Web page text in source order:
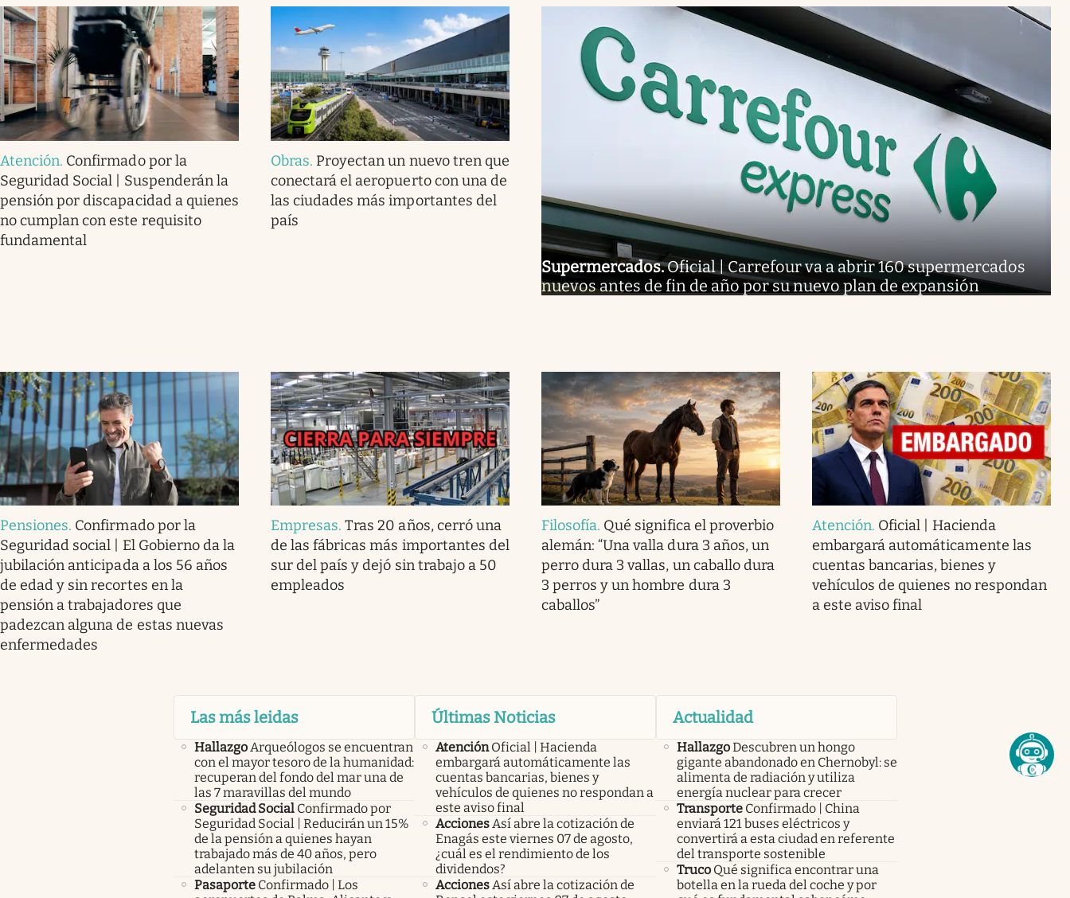
Atención. Confirmado por la
Seguridad Social | Suspenderán la
pensión por discapacidad a quienes
no cumplan con este requisito
fundamental
Obras. Proyectan un nuevo tren que
conectará el aeropuerto con una de
las ciudades más importantes del
país
Supermercados.Oficial | Carrefour va a abrir 160 supermercados
nuevos antes de fin de año por su nuevo plan de expansión
Pensiones. Confirmado por la
Seguridad social | El Gobierno da la
jubilación anticipada a los 56 años
de edad y sin recortes en la
pensión a trabajadores que
padezcan alguna de estas nuevas
enfermedades
Empresas.Tras 20 años, cerró una
de las fábricas más importantes del
sur del país y dejó sin trabajo a 50
empleados
Filosofía. Qué significa el proverbio
alemán: “Una valla dura 3 años, un
perro dura 3 vallas, un caballo dura
3 perros y un hombre dura 3
caballos”
Atención. Oficial | Hacienda
embargará automáticamente las
cuentas bancarias, bienes y
vehículos de quienes no respondan
a este aviso final
Las más leidas
HallazgoArqueólogos se encuentran
con el mayor tesoro de la humanidad:
recuperan del fondo del mar una de
las 7 maravillas del mundo
Seguridad Social Confirmado por
Seguridad Social | Reducirán un 15%
de la pensión a quienes hayan
trabajado más de 40 años, pero
adelanten su jubilación
Pasaporte Confirmado | Los
Últimas Noticias
Atención Oficial | Hacienda
embargará automáticamente las
cuentas bancarias, bienes y
vehículos de quienes no respondan a
este aviso final
AccionesAsí abre la cotización de
Enagás este viernes 07 de agosto,
¿cuál es el rendimiento de los
dividendos?
AccionesAsí abre la cotización de
Actualidad
HallazgoDescubren un hongo
gigante abandonado en Chernobyl: se
alimenta de radiación y utiliza
energía nuclear para crecer
Transporte Confirmado | China
enviará 121 buses eléctricos y
convertirá a esta ciudad en referente
del transporte sostenible
Truco Qué significa encontrar una
botella en la rueda del coche y por